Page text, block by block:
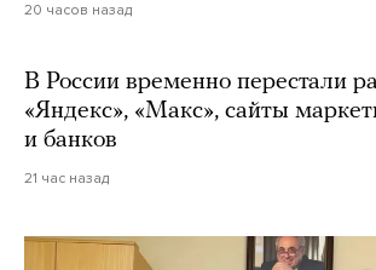
20 часов назад
В России временно перестали
«Яндекс», «Макс», сайты
и банков
21 час назад